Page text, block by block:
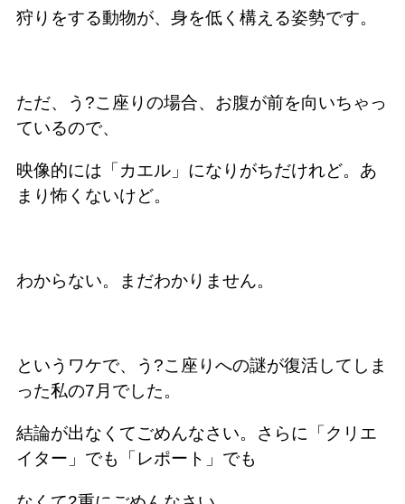
狩りをする動物が、身を低く構える姿勢です。
ただ、う?こ座りの場合、お腹が前を向いちゃっ
ているので、
映像的には「カエル」になりがちだけれど。あ
まり怖くないけど。
わからない。まだわかりません。
というワケで、う?こ座りへの謎が復活してしま
った私の7月でした。
結論が出なくてごめんなさい。さらに「クリエ
イター」でも「レポート」でも